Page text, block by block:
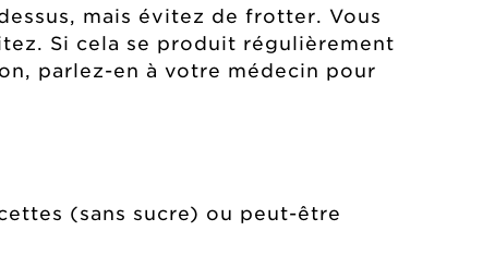
mais évitez de frotter. Vous
Si cela se produit régulièrement
parlez-en à votre médecin pour
(sans sucre) ou peut-être